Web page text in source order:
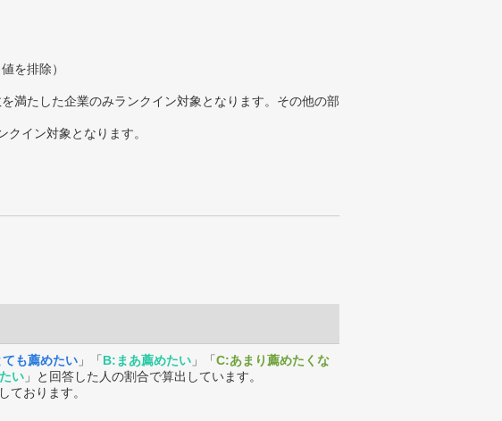
を排除）
満たした企業のみランクイン対象となります。その他の部
イン対象となります。
も薦めたい 」「B:まあ薦めたい 」「C:あまり薦めたくな
い 」と回答した人の割合で算出しています。
おります。